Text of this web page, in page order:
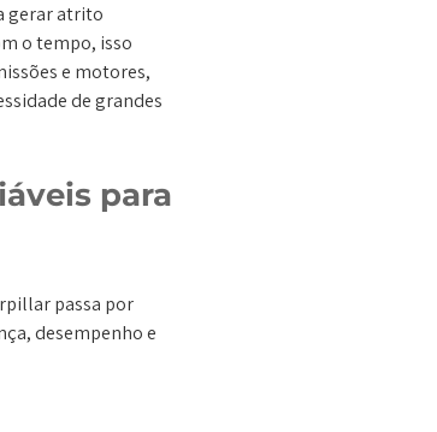
gerar atrito
o tempo, isso
e motores,
de grandes
para
passa por
desempenho e